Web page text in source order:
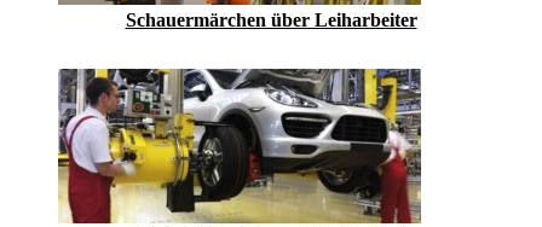
Schauermärchen über Leiharbeiter